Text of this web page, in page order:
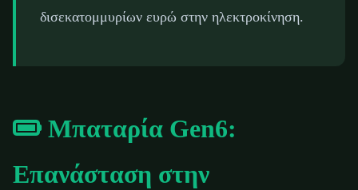
δισεκατομμυρίων ευρώ στην ηλεκτροκίνηση.
Μπαταρία Gen6:
Επανάσταση στην